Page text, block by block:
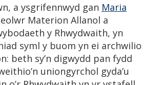
a ysgrifennwyd gan Maria
Materion Allanol a
y Rhwydwaith, yn
syml y buom yn ei archwilio
beth sy’n digwydd pan fydd
uniongyrchol gyda’u